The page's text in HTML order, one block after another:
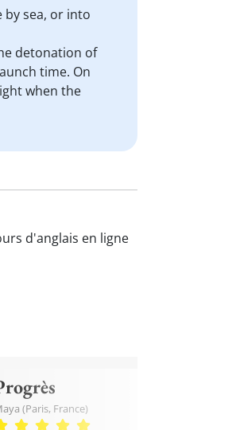
by sea, or into
detonation of
time. On
when the
d'anglais en ligne
(Paris, France)